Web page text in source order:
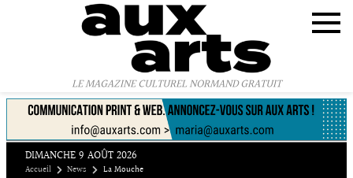
LE MAGAZINE CULTUREL NORMAND GRATUIT
DIMANCHE 9 AOÛT 2026
Accueil News La Mouche
Panneau de gestion des cookies